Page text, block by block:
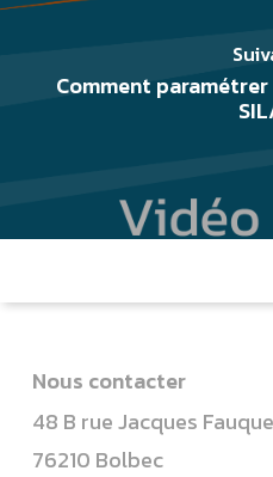
Comment
Nous contacter
48 B rue Jacques
76210 Bolbec